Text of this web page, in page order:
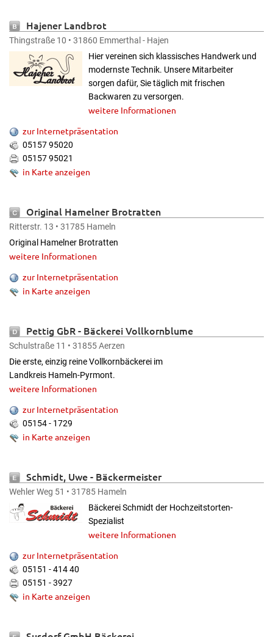
Hajener Landbrot
Thingstraße 10 • 31860 Emmerthal - Hajen
Hier vereinen sich klassisches Handwerk und
modernste Technik. Unsere Mitarbeiter
sorgen dafür, Sie täglich mit frischen
Backwaren zu versorgen.
weitere Informationen
zur Internetpräsentation
05157 95020
05157 95021
in Karte anzeigen
Original Hamelner Brotratten
Ritterstr. 13 • 31785 Hameln
Original Hamelner Brotratten
weitere Informationen
zur Internetpräsentation
in Karte anzeigen
Pettig GbR - Bäckerei Vollkornblume
Schulstraße 11 • 31855 Aerzen
Die erste, einzig reine Vollkornbäckerei im
Landkreis Hameln-Pyrmont.
weitere Informationen
zur Internetpräsentation
05154 - 1729
in Karte anzeigen
Schmidt, Uwe - Bäckermeister
Wehler Weg 51 • 31785 Hameln
Bäckerei Schmidt der Hochzeitstorten-
Spezialist
weitere Informationen
zur Internetpräsentation
05151 - 414 40
05151 - 3927
in Karte anzeigen